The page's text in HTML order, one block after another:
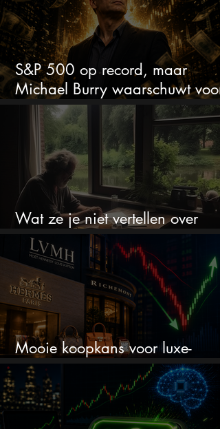
S&P 500 op record, maar
Michael Burry waarschuwt voor
crash zoals in 1987
Wat ze je niet vertellen over
erfbelasting
Mooie koopkans voor luxe-
aandelen door recente correctie?